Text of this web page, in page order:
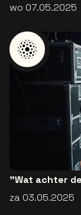
wo 07.05.2025
"Wat achter
za 03.05.2025